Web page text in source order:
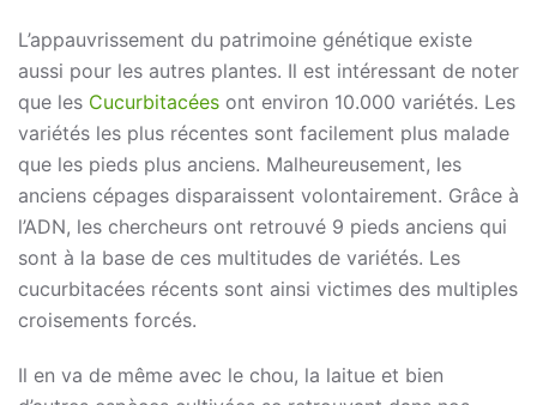
L’appauvrissement du patrimoine génétique existe
aussi pour les autres plantes. Il est intéressant de noter
que les Cucurbitacées ont environ 10.000 variétés. Les
variétés les plus récentes sont facilement plus malade
que les pieds plus anciens. Malheureusement, les
anciens cépages disparaissent volontairement. Grâce à
l’ADN, les chercheurs ont retrouvé 9 pieds anciens qui
sont à la base de ces multitudes de variétés. Les
cucurbitacées récents sont ainsi victimes des multiples
croisements forcés.
Il en va de même avec le chou, la laitue et bien